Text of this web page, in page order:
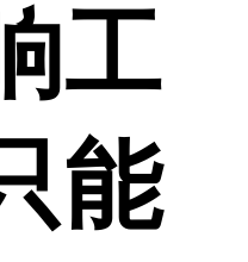
工
能